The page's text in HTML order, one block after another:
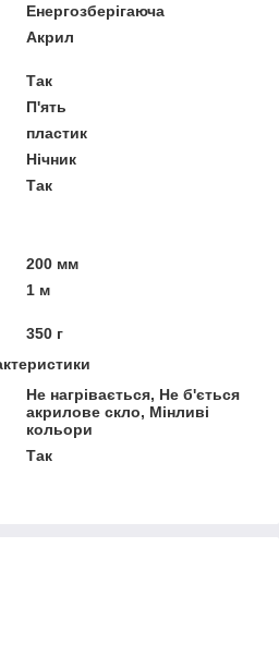
Енергозберігаюча
Акрил
Так
П'ять
пластик
Нічник
Так
200 мм
1 м
350 г
Не нагрівається, Не б'ється
акрилове скло, Мінливі
кольори
Так